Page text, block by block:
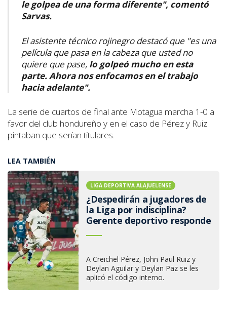
le golpea de una forma diferente", comentó
Sarvas.
El asistente técnico rojinegro destacó que "es una
película que pasa en la cabeza que usted no
quiere que pase, lo golpeó mucho en esta
parte. Ahora nos enfocamos en el trabajo
hacia adelante".
La serie de cuartos de final ante Motagua marcha 1-0 a
favor del club hondureño y en el caso de Pérez y Ruiz
pintaban que serían titulares.
LEA TAMBIÉN
LIGA DEPORTIVA ALAJUELENSE
¿Despedirán a jugadores de
la Liga por indisciplina?
Gerente deportivo responde
A Creichel Pérez, John Paul Ruiz y
Deylan Aguilar y Deylan Paz se les
aplicó el código interno.